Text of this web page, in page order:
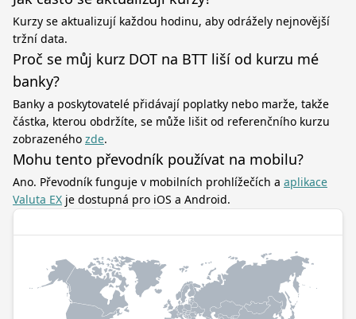
Kurzy se aktualizují každou hodinu, aby odrážely nejnovější
tržní data.
Proč se můj kurz DOT na BTT liší od kurzu mé
banky?
Banky a poskytovatelé přidávají poplatky nebo marže, takže
částka, kterou obdržíte, se může lišit od referenčního kurzu
zobrazeného zde.
Mohu tento převodník používat na mobilu?
Ano. Převodník funguje v mobilních prohlížečích a aplikace
Valuta EX je dostupná pro iOS a Android.